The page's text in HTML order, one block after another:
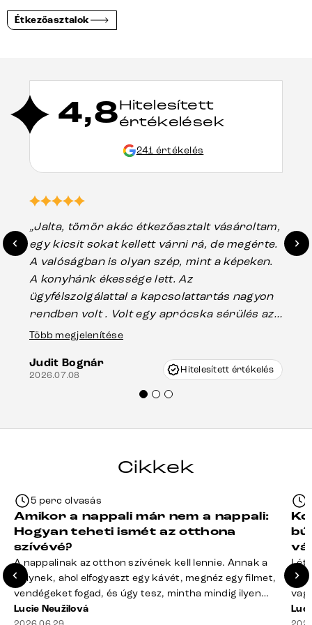
Étkezőasztalok
4,8Hitelesített
értékelések
241 értékelés
„Jalta, tömör akác étkezőasztalt vásároltam,
egy kicsit sokat kellett várni rá, de megérte.
A valóságban is olyan szép, mint a képeken.
A konyhánk ékessége lett. Az
ügyfélszolgálattal a kapcsolattartás nagyon
rendben volt . Volt egy aprócska sérülés az
asztal talpánál, ami szállításkor
nagyon korrekten jártak el az ügyemben.
Mindenkinek ajánlani tudom a Delife
Több megjelenítése
Judit Bognár
2026.07.08 Hitelesített értékelés
Cikkek
5 perc olvasás
Amikor a nappali már nem a nappali:
Hogyan teheti ismét az otthona
szívévé?
A nappalinak az otthon szívének kell lennie. Annak a
helynek, ahol elfogyaszt egy kávét, megnéz egy filmet,
vendégeket fogad, és úgy tesz, mintha mindig ilyen
rend lenne. A valóság? A takaró félig a kanapén hever,
Lucie Neužilová